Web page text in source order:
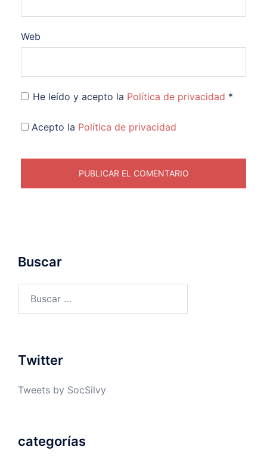
Web
He leído y acepto la Política de privacidad *
Acepto la Política de privacidad
Buscar
Twitter
Tweets by SocSilvy
categorías